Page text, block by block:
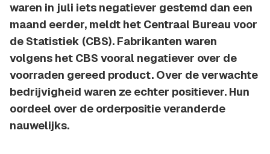
waren in juli iets negatiever gestemd dan een
maand eerder, meldt het Centraal Bureau voor
de Statistiek (CBS). Fabrikanten waren
volgens het CBS vooral negatiever over de
voorraden gereed product. Over de verwachte
bedrijvigheid waren ze echter positiever. Hun
oordeel over de orderpositie veranderde
nauwelijks.